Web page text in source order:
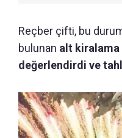
Reçber çifti, bu
bulunan alt kiralama
değerlendirdi ve